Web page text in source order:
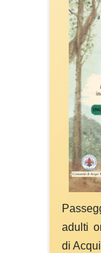
adulti
di